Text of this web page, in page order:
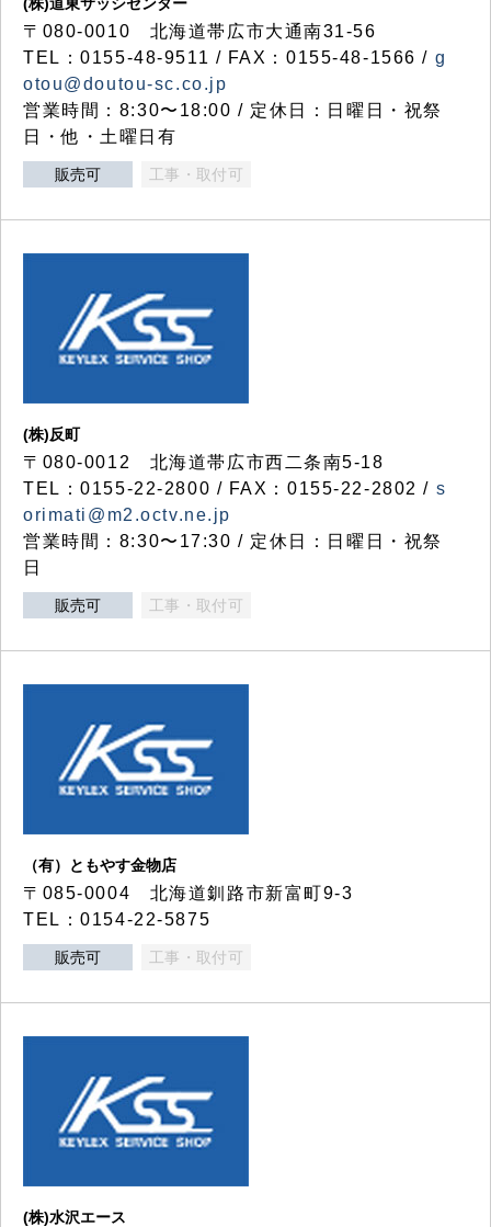
〒080-0010 北海道帯広市大通南31-56
TEL：0155-48-9511 / FAX：0155-48-1566 / g
otou@doutou-sc.co.jp
営業時間：8:30〜18:00 / 定休日：日曜日・祝祭
日・他・土曜日有
販売可 工事・取付可
(株)反町
〒080-0012 北海道帯広市西二条南5-18
TEL：0155-22-2800 / FAX：0155-22-2802 / s
orimati@m2.octv.ne.jp
営業時間：8:30〜17:30 / 定休日：日曜日・祝祭
日
販売可 工事・取付可
（有）ともやす金物店
〒085-0004 北海道釧路市新富町9-3
TEL：0154-22-5875
販売可 工事・取付可
(株)水沢エース